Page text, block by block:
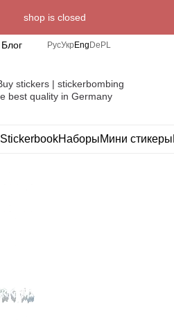
shop is closed
Блог РусУкр Eng De PL
StickerbookНаборыМини стикеры